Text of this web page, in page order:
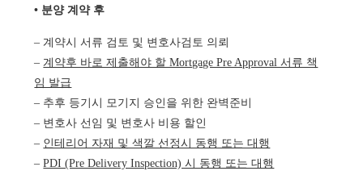
• 분양 계약 후
– 계약시 서류 검토 및 변호사검토 의뢰
– 계약후 바로 제출해야 할 Mortgage Pre Approval 서류 책
임 발급
– 추후 등기시 모기지 승인을 위한 완벽준비
– 변호사 선임 및 변호사 비용 할인
– 인테리어 자재 및 색깔 선정시 동행 또는 대행
–PDI (Pre Delivery Inspection) 시 동행 또는 대행